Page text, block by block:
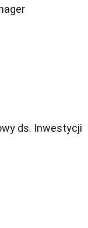
ds. Inwestycji